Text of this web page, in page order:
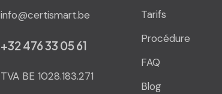
info@certismart.be
+32 476 33 05 61
TVA BE 1028.183.271
Tarifs
Procédure
FAQ
Blog